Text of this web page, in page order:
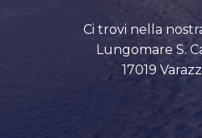
Ci trovi nella
Lungomare S.
17019